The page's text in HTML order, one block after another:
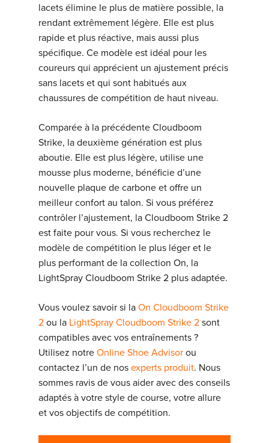
lacets élimine le plus de matière possible, la
rendant extrêmement légère. Elle est plus
rapide et plus réactive, mais aussi plus
spécifique. Ce modèle est idéal pour les
coureurs qui apprécient un ajustement précis
sans lacets et qui sont habitués aux
chaussures de compétition de haut niveau.
Comparée à la précédente Cloudboom
Strike, la deuxième génération est plus
aboutie. Elle est plus légère, utilise une
mousse plus moderne, bénéficie d’une
nouvelle plaque de carbone et offre un
meilleur confort au talon. Si vous préférez
contrôler l’ajustement, la Cloudboom Strike 2
est faite pour vous. Si vous recherchez le
modèle de compétition le plus léger et le
plus performant de la collection On, la
LightSpray Cloudboom Strike 2 plus adaptée.
Vous voulez savoir si laOn Cloudboom Strike
2 ou la LightSpray Cloudboom Strike 2 sont
compatibles avec vos entraînements ?
Utilisez notreOnline Shoe Advisor ou
contactez l’un de nosexperts produit. Nous
sommes ravis de vous aider avec des conseils
adaptés à votre style de course, votre allure
et vos objectifs de compétition.